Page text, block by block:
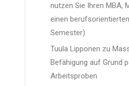
nutzen Sie Ihren MBA,
einen
Semester)
Tuula Lipponen zu
Befähigung auf Grund
Arbeitsproben